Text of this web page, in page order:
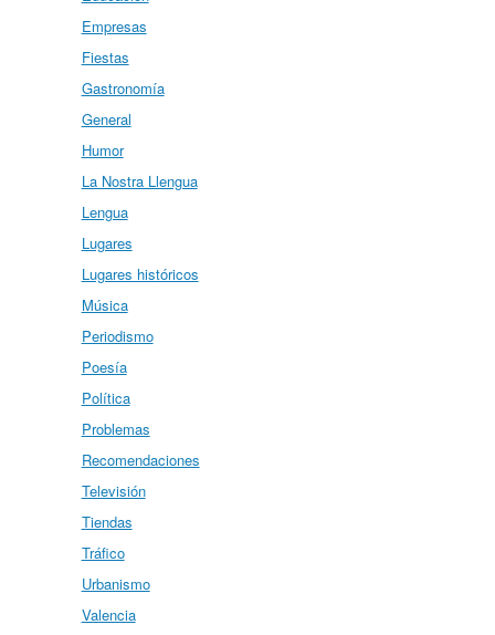
Empresas
Fiestas
Gastronomía
General
Humor
La Nostra Llengua
Lengua
Lugares
Lugares históricos
Música
Periodismo
Poesía
Política
Problemas
Recomendaciones
Televisión
Tiendas
Tráfico
Urbanismo
Valencia